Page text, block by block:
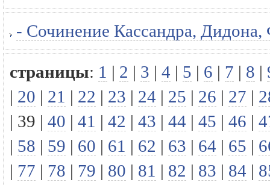
- Сочинение Кассандра, Дидона,
страницы: 1 | 2 | 3 | 4 | 5 | 6 | 7 | 8 |
| 20 | 21 | 22 | 23 | 24 | 25 | 26 | 27 |
| 39 | 40 | 41 | 42 | 43 | 44 | 45 | 46 |
| 58 | 59 | 60 | 61 | 62 | 63 | 64 | 65 |
| 77 | 78 | 79 | 80 | 81 | 82 | 83 | 84 |